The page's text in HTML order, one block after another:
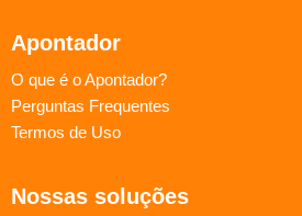
Apontador
O que é o Apontador?
Perguntas Frequentes
Termos de Uso
Nossas soluções